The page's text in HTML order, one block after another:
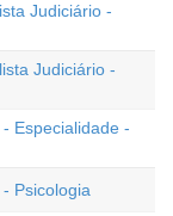
Judiciário -
Judiciário -
Especialidade -
Psicologia